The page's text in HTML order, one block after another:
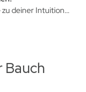
zu deiner Intuition…
Bauch